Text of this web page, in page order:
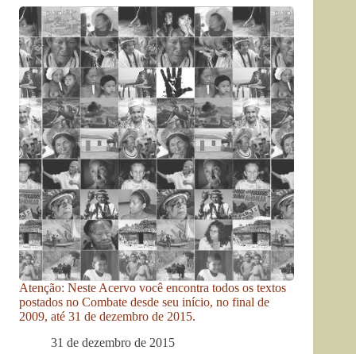
Atenção: Neste Acervo você encontra todos os textos
postados no Combate desde seu início, no final de
2009, até 31 de dezembro de 2015.
31 de dezembro de 2015